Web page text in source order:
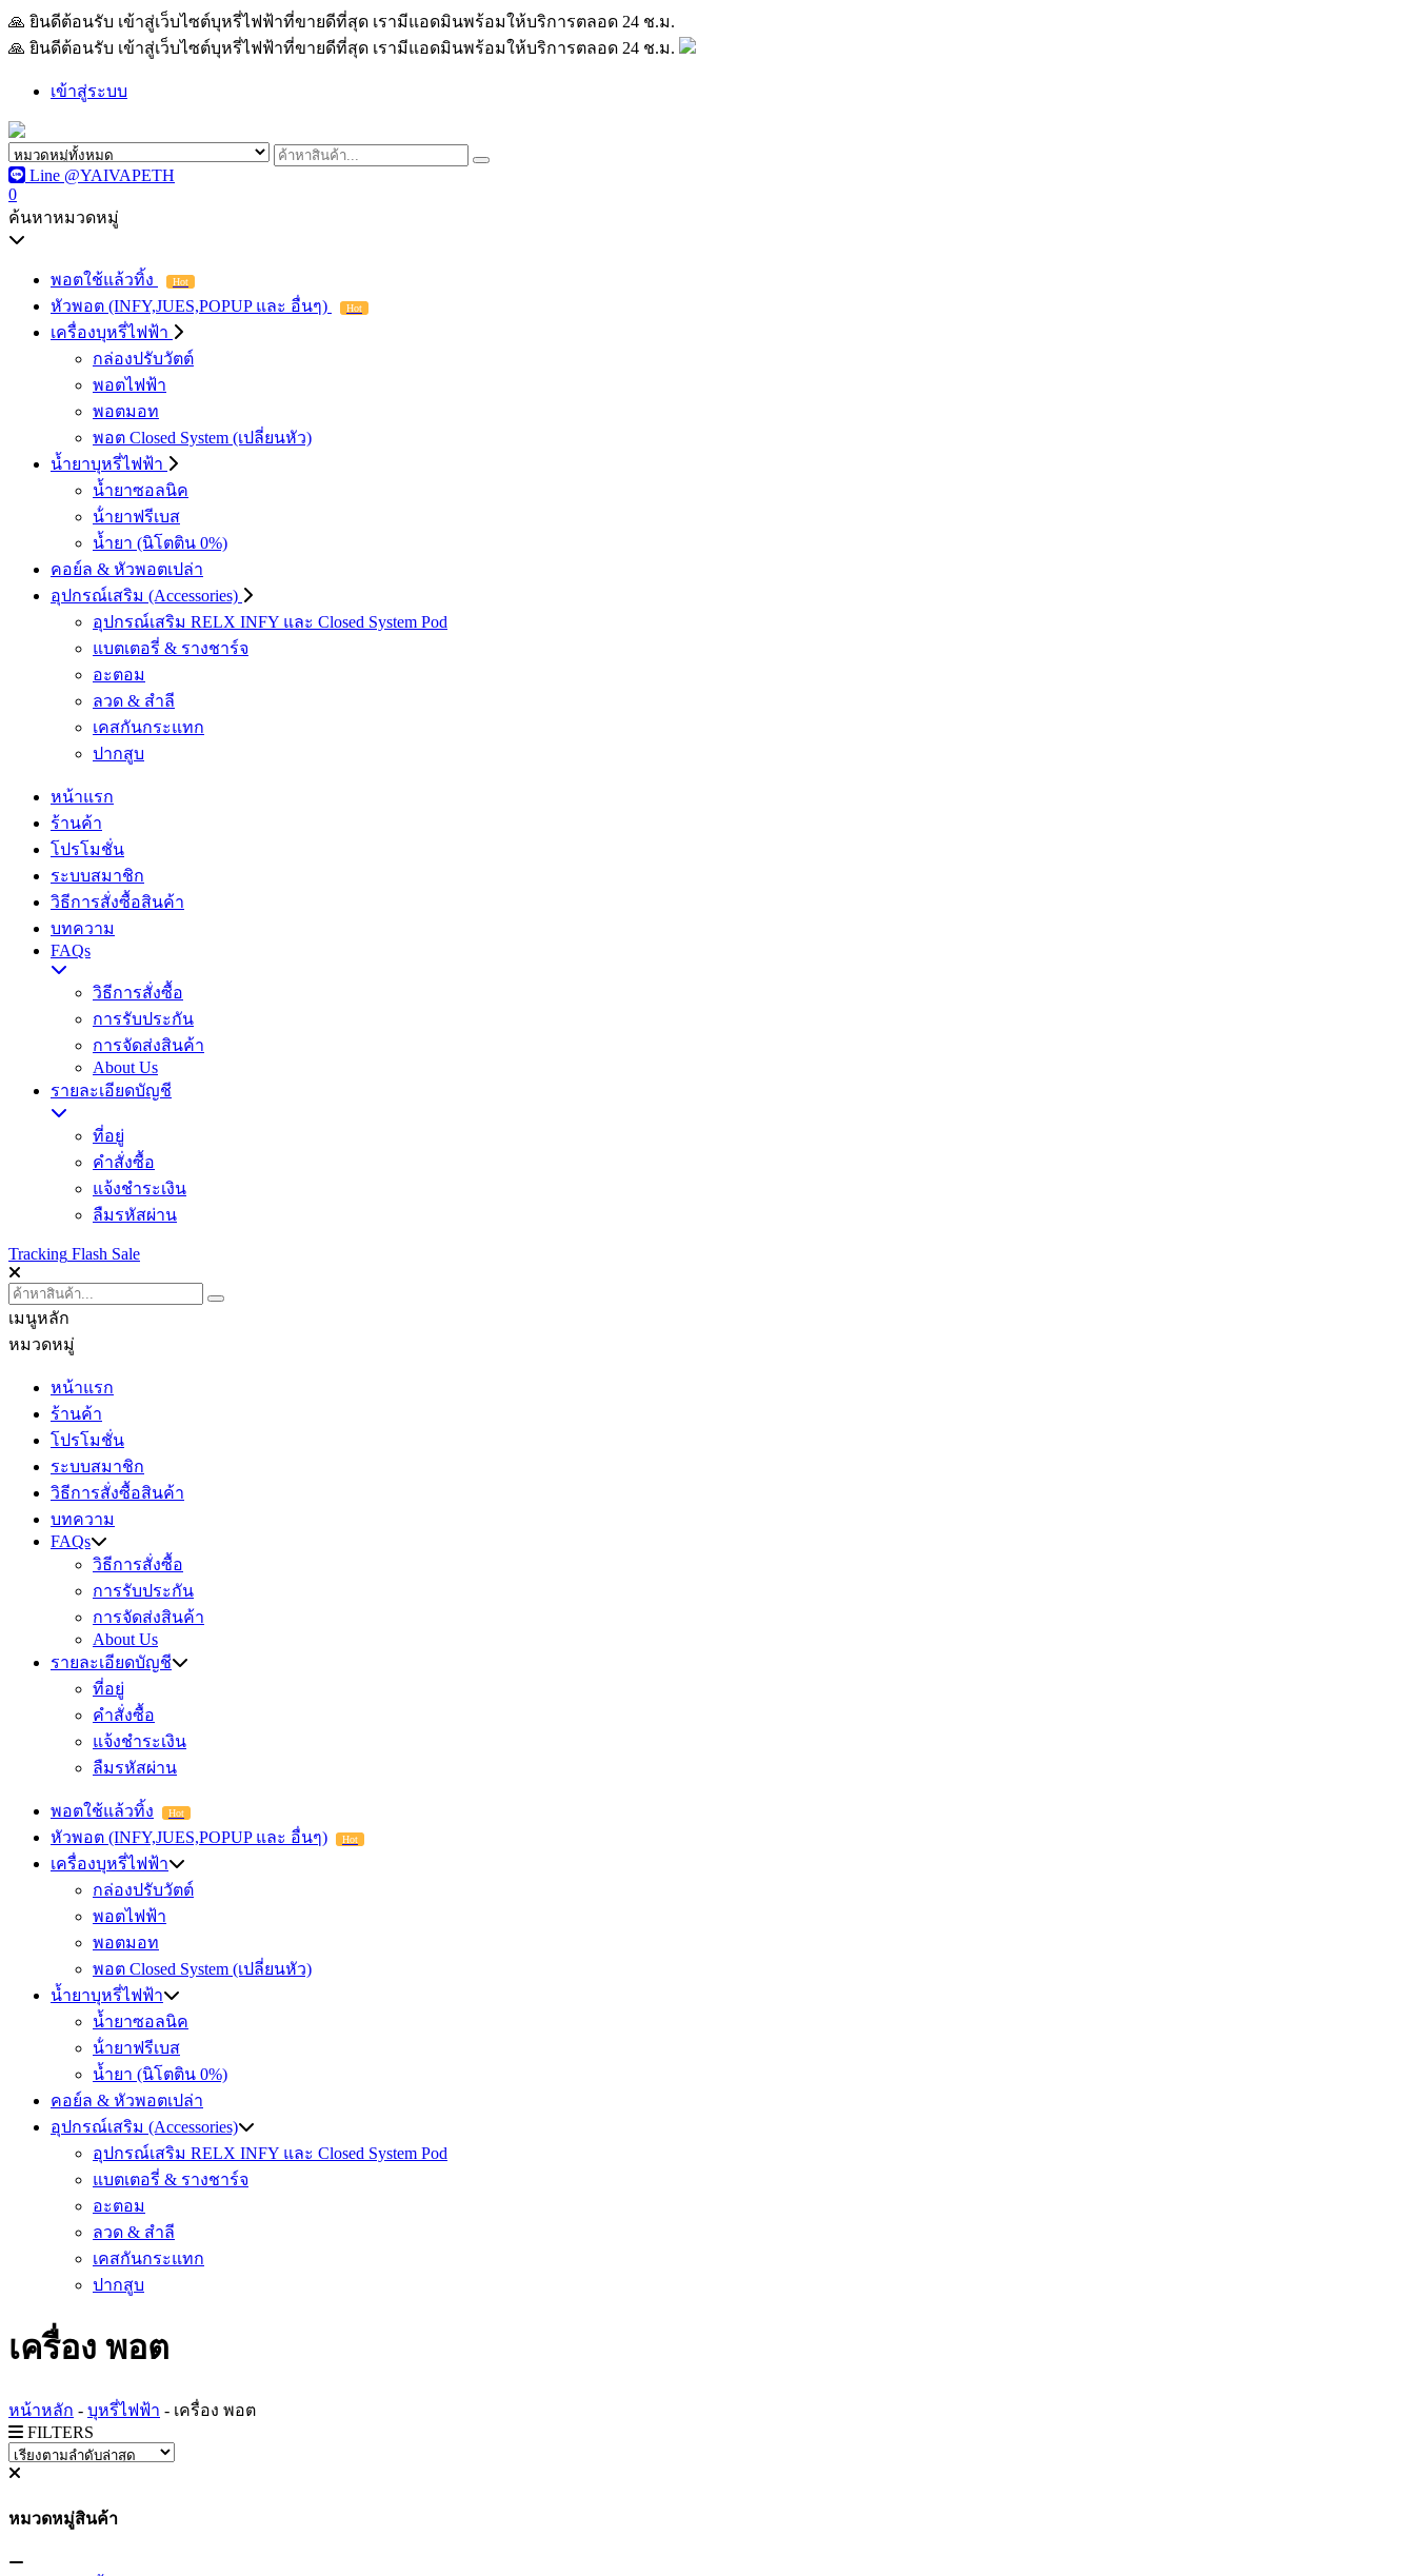
🙏 ยินดีต้อนรับ เข้าสู่เว็บไซต์บุหรี่ไฟฟ้าที่ขายดีที่สุด เรามีแอดมินพร้อมให้บริการตลอด 24 ช.ม.
🙏 ยินดีต้อนรับ เข้าสู่เว็บไซต์บุหรี่ไฟฟ้าที่ขายดีที่สุด เรามีแอดมินพร้อมให้บริการตลอด 24 ช.ม.
เข้าสู่ระบบ
Line @YAIVAPETH
0
ค้นหาหมวดหมู่
พอตใช้แล้วทิ้ง Hot
หัวพอต (INFY,JUES,POPUP และ อื่นๆ) Hot
เครื่องบุหรี่ไฟฟ้า
กล่องปรับวัตต์
พอตไฟฟ้า
พอตมอท
พอต Closed System (เปลี่ยนหัว)
น้ำยาบุหรี่ไฟฟ้า
น้ำยาซอลนิค
น้ํายาฟรีเบส
น้ำยา (นิโตติน 0%)
คอย์ล & หัวพอตเปล่า
อุปกรณ์เสริม (Accessories)
อุปกรณ์เสริม RELX INFY และ Closed System Pod
แบตเตอรี่ & รางชาร์จ
อะตอม
ลวด ​& สำลี
เคสกันกระแทก
ปากสูบ
หน้าแรก
ร้านค้า
โปรโมชั่น
ระบบสมาชิก
วิธีการสั่งซื้อสินค้า
บทความ
FAQs
วิธีการสั่งซื้อ
การรับประกัน
การจัดส่งสินค้า
About Us
รายละเอียดบัญชี
ที่อยู่
คำสั่งซื้อ
แจ้งชำระเงิน
ลืมรหัสผ่าน
Tracking Flash Sale
เมนูหลัก
หมวดหมู่
หน้าแรก
ร้านค้า
โปรโมชั่น
ระบบสมาชิก
วิธีการสั่งซื้อสินค้า
บทความ
FAQs
วิธีการสั่งซื้อ
การรับประกัน
การจัดส่งสินค้า
About Us
รายละเอียดบัญชี
ที่อยู่
คำสั่งซื้อ
แจ้งชำระเงิน
ลืมรหัสผ่าน
พอตใช้แล้วทิ้ง Hot
หัวพอต (INFY,JUES,POPUP และ อื่นๆ) Hot
เครื่องบุหรี่ไฟฟ้า
กล่องปรับวัตต์
พอตไฟฟ้า
พอตมอท
พอต Closed System (เปลี่ยนหัว)
น้ำยาบุหรี่ไฟฟ้า
น้ำยาซอลนิค
น้ํายาฟรีเบส
น้ำยา (นิโตติน 0%)
คอย์ล & หัวพอตเปล่า
อุปกรณ์เสริม (Accessories)
อุปกรณ์เสริม RELX INFY และ Closed System Pod
แบตเตอรี่ & รางชาร์จ
อะตอม
ลวด ​& สำลี
เคสกันกระแทก
ปากสูบ
เครื่อง พอต
หน้าหลัก - บุหรี่ไฟฟ้า - เครื่อง พอต
FILTERS
หมวดหมู่สินค้า